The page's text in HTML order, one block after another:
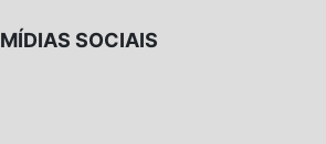
MÍDIAS SOCIAIS